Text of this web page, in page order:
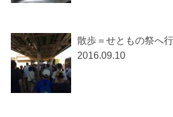
散歩＝せともの祭へ
2016.09.10